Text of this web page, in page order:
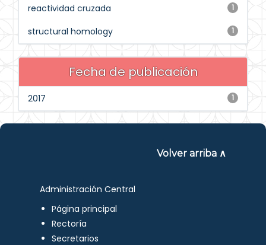
1
reactividad cruzada
1
structural homology
Fecha de publicación
1
2017
Volver arriba ∧
Administración Central
Página principal
Rectoría
Secretarios